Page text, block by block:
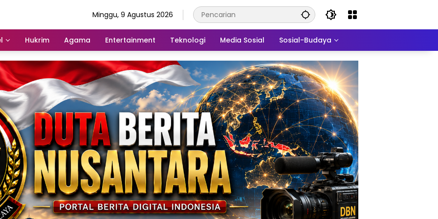
Minggu, 9 Agustus 2026
Hukrim Agama Entertainment Teknologi Media Sosial Sosial-Budaya